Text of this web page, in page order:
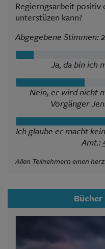
Regierngsarbeit
unterstüzen kann?
Abgegebene Stimmen:
Ja, da bin ich
Nein, er wird nicht
Vorgänger
Ich glaube er macht
Amt.:
Allen Teilnehmern einen
Bücher